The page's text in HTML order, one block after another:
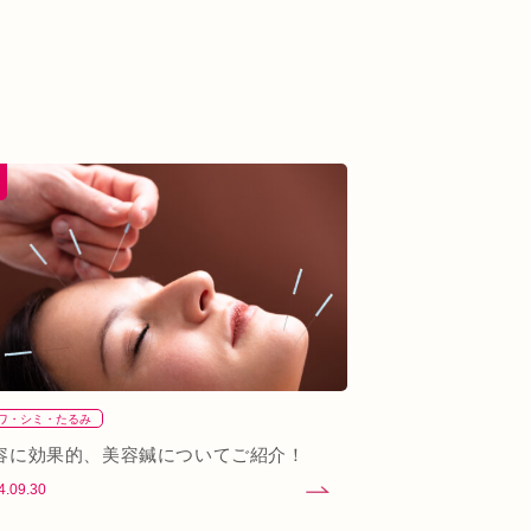
・シミ・たるみ
に効果的、美容鍼についてご紹介！